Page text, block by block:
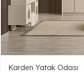
Karden Yatak Odası